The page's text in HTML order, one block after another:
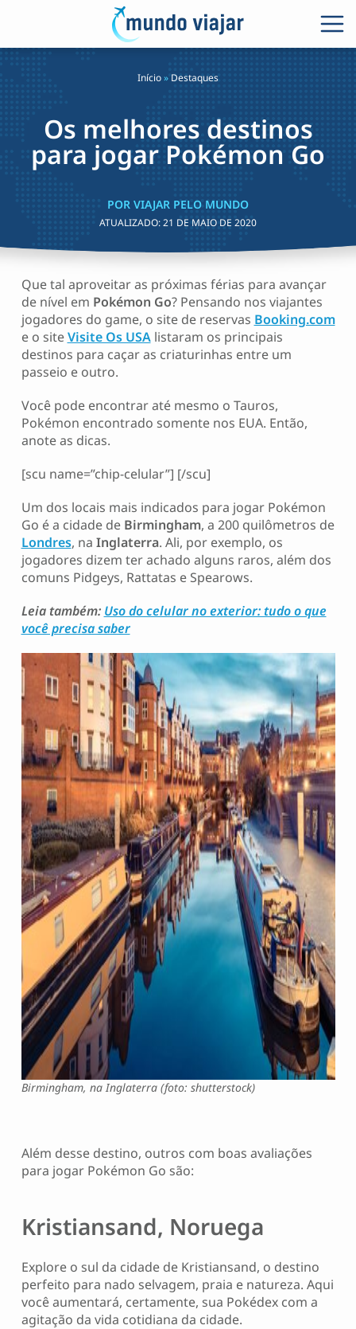
Início» Destaques
Os melhores destinos
para jogar Pokémon Go
POR VIAJAR PELO MUNDO
ATUALIZADO:21 DE MAIO DE 2020
Que tal aproveitar as próximas férias para avançar
de nível em Pokémon Go? Pensando nos viajantes
jogadores do game, o site de reservas Booking.com
e o siteVisite Os USAlistaram os principais
destinos para caçar as criaturinhas entre um
passeio e outro.
Você pode encontrar até mesmo o Tauros,
Pokémon encontrado somente nos EUA. Então,
anote as dicas.
[scu name=”chip-celular”] [/scu]
Um dos locais mais indicados para jogar Pokémon
Go é a cidade de Birmingham, a 200 quilômetros de
Londres, na Inglaterra. Ali, por exemplo, os
jogadores dizem ter achado alguns raros, além dos
comuns Pidgeys, Rattatas e Spearows.
Leia também: Uso do celular no exterior: tudo o que
você precisa saber
Birmingham, na Inglaterra (foto: shutterstock)
Além desse destino, outros com boas avaliações
para jogar Pokémon Go são:
Kristiansand, Noruega
Explore o sul da cidade de Kristiansand, o destino
perfeito para nado selvagem, praia e natureza. Aqui
você aumentará, certamente, sua Pokédex com a
agitação da vida cotidiana da cidade.